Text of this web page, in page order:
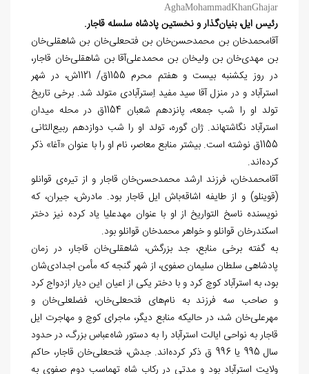
AghaMohammadKhanGhajar
رئیس ایل، بنیانگذار و نخستین پادشاه سلسله قاجار.
آقامحمدخان بن محمدحسن‏‌خان بن فتحعلی‏‌خان بن شاهقلی‏‌خان
بن مهدی‏‌خان بن ولی‏خان بن محمدعلی‏‌آقا بن شاهقلی‏‌خان قاجار،
در روز یکشنبه بیست و هفتم محرم 1155ق/ 1121ش، در شهر
استرآباد و در منزل آقا سید مفید اِسترآبادی متولد شد. برخی تاریخ
تولد او را شب جمعه، پانزدهم شعبان 1154ق در محله میدان
استرآباد نگاشته‏اند. ژان گوره، تولد او را شب دوازدهم ربیع‏‌الثانی
1155ق نوشته است. بیشتر منابع معاصر، نام او را با عنوان «آغا» ذکر
کرده‌‏اند.
آقامحمدخان، فرزند ارشد محمدحسن‏‌خان قاجار و از تیرهی قوانلو
(قوینلو) و از طایفه اشاقه‌‏باش ایل قاجار بود. مادرش، جیران، که
نویسنده ناسخ التواریخ از او با عنوان مهدعلیا یاد کرده نیز دختر
اسکندرخان قوانلو و خواهر محمدخان قوانلو بود.
به گفته برخی منابع، جد بزرگش، شاه‏قلی‏‌خان قاجار، در زمان
پادشاهی سلطان سلیمان صفوی، از شهر گنجه که مأمن اجدادی‏‌شان
بود، به استرآباد کوچ کرد و با دختر یکی از اعیان این دیار ازدواج کرد
و صاحب سه فرزند به نام‏‌های فتحعلی‏‌خان، فضلعلی‌‏خان و
مهرعلی‏‌خان شد، در حالی‏که منابع دیگر، ماجرای کوچ و مهاجرت ایل
قاجار به نواحی ایالت استرآباد را به دستور شاهعباس بزرگ، در حدود
سال‏ 995 یا 996 ق ذکر کرده‌‏اند. جدش، فتحعلی‌‏خان قاجار، حاکم
ولایت استرآباد بود و مدتی در رکاب شاه تهماسب دوم صفوی به